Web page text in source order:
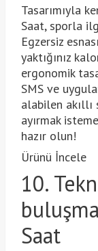
Tasarımıyla
Saat, sporla
Egzersiz
yaktığınız
ergonomik
SMS ve
alabilen akıllı
ayırmak
hazır olun!
Ürünü İncele
10.
Saat